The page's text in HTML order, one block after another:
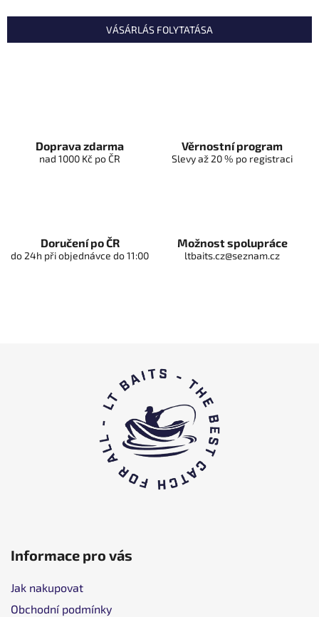
VÁSÁRLÁS FOLYTATÁSA
Doprava zdarma
nad 1000 Kč po ČR
Věrnostní program
Slevy až 20 % po registraci
Doručení po ČR
do 24h při objednávce do 11:00
Možnost spolupráce
ltbaits.cz@seznam.cz
Informace pro vás
Jak nakupovat
Obchodní podmínky